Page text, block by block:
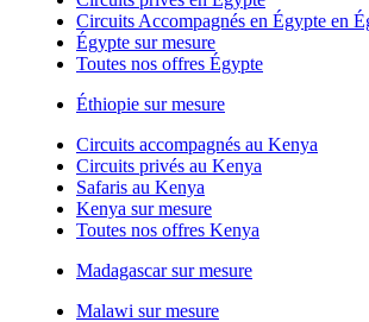
Circuits Accompagnés en Égypte en
Égypte sur mesure
Toutes nos offres Égypte
Éthiopie sur mesure
Circuits accompagnés au Kenya
Circuits privés au Kenya
Safaris au Kenya
Kenya sur mesure
Toutes nos offres Kenya
Madagascar sur mesure
Malawi sur mesure